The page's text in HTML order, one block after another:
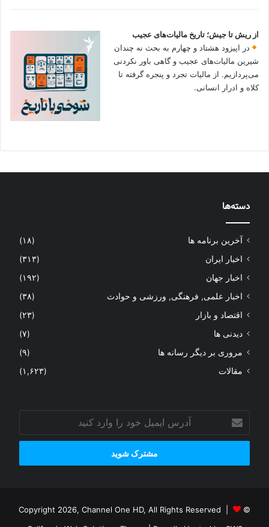
از ریش تا جیش؛ تاریخ مالیات‌های عجیب
در اپیزود هشتاد و چهارم به بحث نه چندان
شیرین مالیات‌های عجیب و گاهی باور نکردنی‌
می‌پردازیم. از مالیات تجرد و پنجره گرفته تا
کلاه و ادرار انسانی.
دسته‌ها
آخرین برنامه ها
(۱۸)
اخبار ایران
(۳۱۳)
اخبار جهان
(۱۹۲)
اخبار علمی, فرهنگی, ورزشی و حوادث
(۳۸)
اقتصاد و بازار
(۲۳)
دیدنی ها
(۷)
مروری بر دیگر رسانه ها
(۹)
مقالات
(۱,۶۲۳)
ایمیل
خود
وارد
© Copyright 2026, Channel One HD, All Rights Reserved |